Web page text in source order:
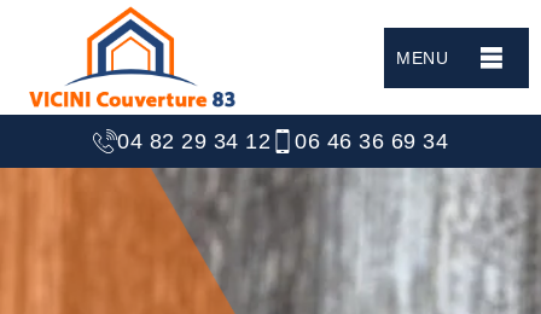
MENU
04 82 29 34 12 06 46 36 69 34